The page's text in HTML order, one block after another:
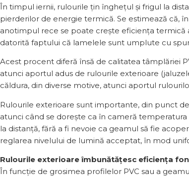
În timpul iernii, rulourile țin înghețul și frigul la
pierderilor de energie termică. Se estimează că,
anotimpul rece se poate crește eficiența termică
datorită faptului că lamelele sunt umplute cu
Acest procent diferă însă de calitatea tâmplăriei
atunci aportul adus de rulourile exterioare
căldura, din diverse motive, atunci aportul
Rulourile exterioare sunt importante, din punct
atunci când se dorește ca în cameră
la distanță, fără a fi nevoie ca geamul să fie
reglarea nivelului de lumină acceptat, în mod
Rulourile exterioare îmbunătățesc eficiența
În funcție de grosimea profilelor PVC sau a